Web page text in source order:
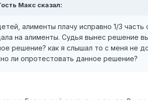
Макс сказал:
алименты плачу исправно 1/3 часть
на алименты. Судья вынес решение
решение? как я слышал то с меня не
ли опротестовать данное решение?